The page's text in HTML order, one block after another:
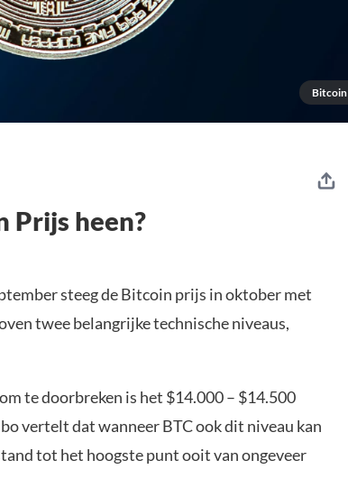
Bitcoin
Prijs heen?
steeg de Bitcoin prijs in oktober met
twee belangrijke technische niveaus,
te doorbreken is het $14.000 – $14.500
vertelt dat wanneer BTC ook dit niveau kan
tot het hoogste punt ooit van ongeveer